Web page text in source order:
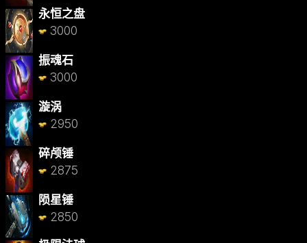
永恒之盘
3000
振魂石
3000
漩涡
2950
碎颅锤
2875
陨星锤
2850